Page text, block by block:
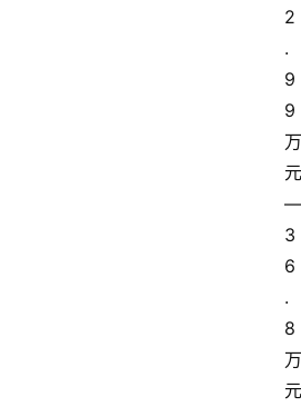
2
.
9
9
万
元
—
3
6
.
8
万
元